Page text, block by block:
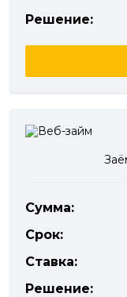
Решение:
Сумма:
Срок:
Ставка:
Решение: